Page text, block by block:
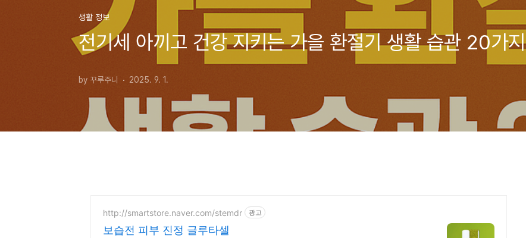
생활 정보
전기세 아끼고 건강 지키는 가을 환절기 생활 습관 20가지
by 꾸루주니 2025. 9. 1.
http://smartstore.naver.com/stemdr 광고
보습전 피부 진정 글루타셀